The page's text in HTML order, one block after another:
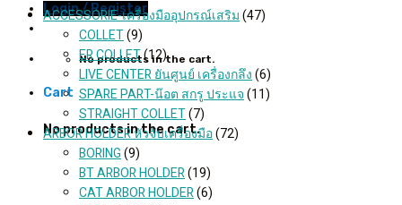
Login / Register
No products in the cart.
Cart
No products in the cart.
ACCESSORIE-เครื่องมืออุปกรณ์เสริม(47)
COLLET(9)
ER COLLET(12)
LIVE CENTER ยันศูนย์ เครื่องกลึง(6)
SPARE PART-น๊อต สกรู ประแจ(11)
STRAIGHT COLLET(7)
ARBOR HOLDER หัวจับเครื่องมือ(72)
BORING(9)
BT ARBOR HOLDER(19)
CAT ARBOR HOLDER(6)